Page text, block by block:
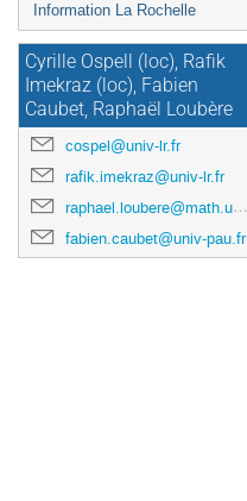
Information La Rochelle
Cyrille Ospell (loc), Rafik
Imekraz (loc), Fabien
Caubet, Raphaël Loubère
cospel@univ-lr.fr
rafik.imekraz@univ-lr.fr
raphael.loubere@math.u-bordeaux.fr
fabien.caubet@univ-pau.fr